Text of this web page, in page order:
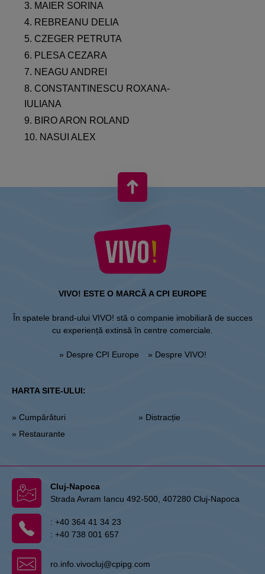
3. MAIER SORINA
4. REBREANU DELIA
5. CZEGER PETRUTA
6. PLESA CEZARA
7. NEAGU ANDREI
8. CONSTANTINESCU ROXANA-
IULIANA
9. BIRO ARON ROLAND
10. NASUI ALEX
VIVO! ESTE O MARCĂ A CPI EUROPE
În spatele brand-ului VIVO! stă o companie imobiliară de succes
cu experiență extinsă în centre comerciale.
» Despre CPI Europe » Despre VIVO!
HARTA SITE-ULUI:
» Cumpărături
» Restaurante
» Distracție
Cluj-Napoca
Strada Avram Iancu 492-500, 407280 Cluj-Napoca
: +40 364 41 34 23
: +40 738 001 657
ro.info.vivocluj@cpipg.com